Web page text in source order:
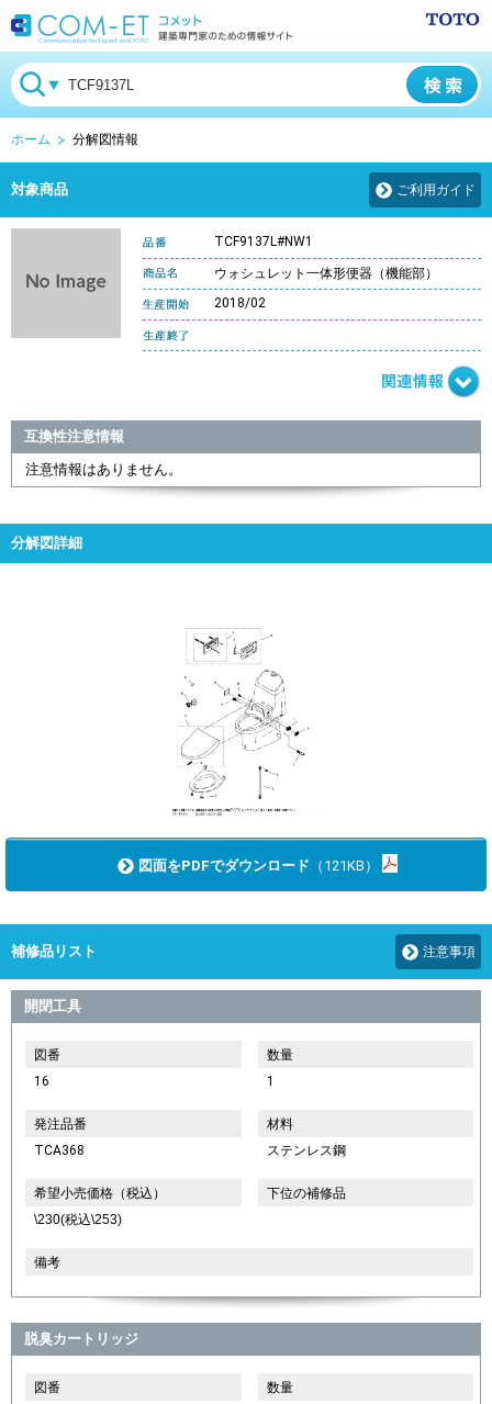
ホーム 分解図情報
対象商品 ご利用ガイド
TCF9137L#NW1
ウォシュレット一体形便器（機能部）
2018/02
互換性注意情報
注意情報はありません。
分解図詳細
図面をPDFでダウンロード （121KB）
補修品リスト 注意事項
開閉工具
図番
16
数量
1
発注品番
TCA368
材料
ステンレス鋼
希望小売価格（税込）
\230(税込\253)
下位の補修品
備考
脱臭カートリッジ
図番
数量